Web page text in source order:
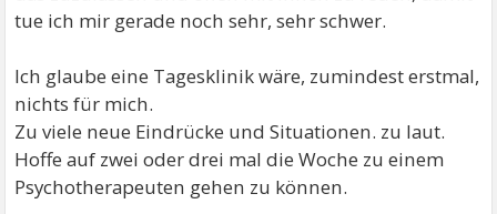
tue ich mir gerade noch sehr, sehr schwer.
Ich glaube eine Tagesklinik wäre, zumindest erstmal,
nichts für mich.
Zu viele neue Eindrücke und Situationen. zu laut.
Hoffe auf zwei oder drei mal die Woche zu einem
Psychotherapeuten gehen zu können.